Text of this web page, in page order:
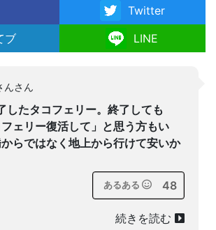
Twitter
ブ
LINE
んさん
したタコフェリー。終了しても
フェリー復活して」と思う方もい
らではなく地上から行けて安いか
あるある 48
続きを読む